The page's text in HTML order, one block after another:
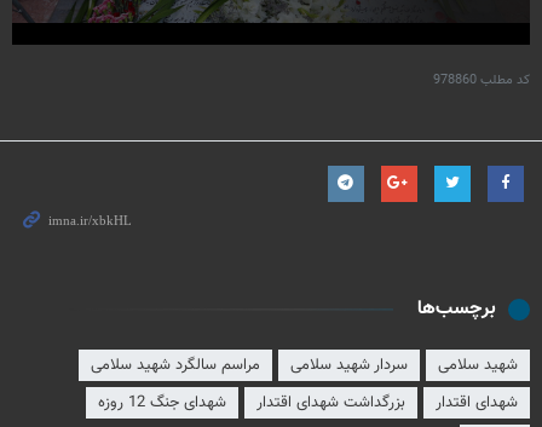
کد مطلب978860
برچسب‌ها
شهید سلامی سردار شهید سلامی
مراسم سالگرد شهید سلامی
شهدای اقتدار
بزرگداشت شهدای اقتدار
شهدای جنگ 12 روزه